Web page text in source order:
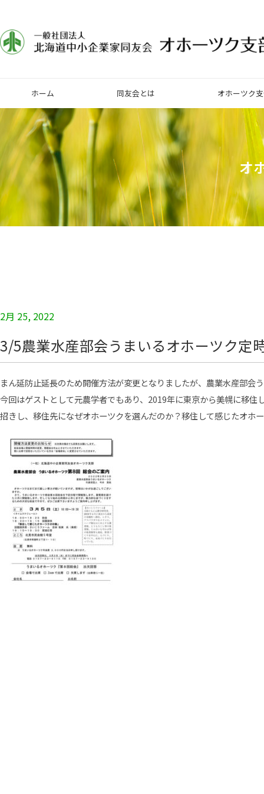
ホーム 同友会とは オホーツク
オ
2月 25, 2022
3/5農業水産部会うまいるオホーツク定
まん延防止延長のため開催方法が変更となりましたが、農業水産部会
今回はゲストとして元農学者でもあり、2019年に東京から美幌に移
招きし、移住先になぜオホーツクを選んだのか？移住して感じたオホ